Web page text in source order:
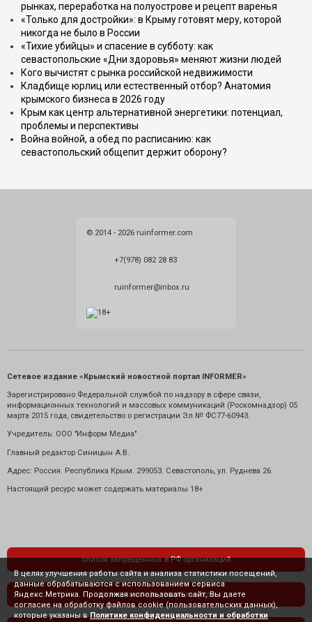
рынках, переработка на полуострове и рецепт варенья
«Только для достройки»: в Крыму готовят меру, которой
никогда не было в России
«Тихие убийцы» и спасение в субботу: как
севастопольские «Дни здоровья» меняют жизни людей
Кого вычистят с рынка российской недвижимости
Кладбище юрлиц или естественный отбор? Анатомия
крымского бизнеса в 2026 году
Крым как центр альтернативной энергетики: потенциал,
проблемы и перспективы
Война войной, а обед по расписанию: как
севастопольский общепит держит оборону?
© 2014 - 2026 ruinformer.com
+7(978) 082 28 83
ruinformer@inbox.ru
Сетевое издание «Крымский новостной портал INFORMER»
Зарегистрировано Федеральной службой по надзору в сфере связи,
информационных технологий и массовых коммуникаций (Роскомнадзор) 05
марта 2015 года, свидетельство о регистрации Эл № ФС77-60943.
Учредитель: ООО "Информ Медиа"
Главный редактор Синицын А.В.
Адрес: Россия. Республика Крым. 299053. Севастополь, ул. Руднева 26.
Настоящий ресурс может содержать материалы 18+
список запрещенных в РФ организаций
политика конфиденциальности
В целях улучшения работы сайта и анализа статистики посещений,
данные обрабатываются с использованием сервиса
Яндекс.Метрика. Продолжая использовать сайт, Вы даете
согласие на обработку файлов cookie (пользовательских данных),
которые указаны в Политике конфиденциальности и обработки